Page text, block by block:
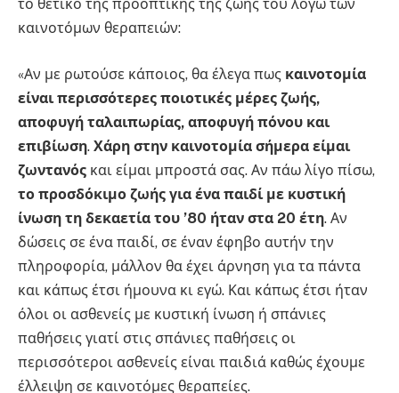
το θετικό της προοπτικής της ζωής του λόγω των
καινοτόμων θεραπειών:
«Αν με ρωτούσε κάποιος, θα έλεγα πως καινοτομία
είναι περισσότερες ποιοτικές μέρες ζωής,
αποφυγή ταλαιπωρίας, αποφυγή πόνου και
επιβίωση. Χάρη στην καινοτομία σήμερα είμαι
ζωντανός και είμαι μπροστά σας. Αν πάω λίγο πίσω,
το προσδόκιμο ζωής για ένα παιδί με κυστική
ίνωση τη δεκαετία του ’80 ήταν στα 20 έτη. Αν
δώσεις σε ένα παιδί, σε έναν έφηβο αυτήν την
πληροφορία, μάλλον θα έχει άρνηση για τα πάντα
και κάπως έτσι ήμουνα κι εγώ. Και κάπως έτσι ήταν
όλοι οι ασθενείς με κυστική ίνωση ή σπάνιες
παθήσεις γιατί στις σπάνιες παθήσεις οι
περισσότεροι ασθενείς είναι παιδιά καθώς έχουμε
έλλειψη σε καινοτόμες θεραπείες.